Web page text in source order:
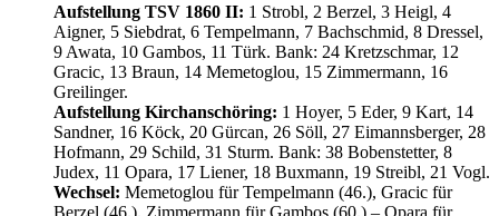
Aufstellung TSV 1860 II: 1 Strobl, 2 Berzel, 3 Heigl, 4
Aigner, 5 Siebdrat, 6 Tempelmann, 7 Bachschmid, 8 Dressel,
9 Awata, 10 Gambos, 11 Türk. Bank: 24 Kretzschmar, 12
Gracic, 13 Braun, 14 Memetoglou, 15 Zimmermann, 16
Greilinger.
Aufstellung Kirchanschöring: 1 Hoyer, 5 Eder, 9 Kart, 14
Sandner, 16 Köck, 20 Gürcan, 26 Söll, 27 Eimannsberger, 28
Hofmann, 29 Schild, 31 Sturm. Bank: 38 Bobenstetter, 8
Judex, 11 Opara, 17 Liener, 18 Buxmann, 19 Streibl, 21 Vogl.
Wechsel: Memetoglou für Tempelmann (46.), Gracic für
Berzel (46.), Zimmermann für Gambos (60.) – Opara für